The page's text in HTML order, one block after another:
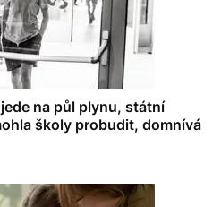
na půl plynu, státní
školy probudit, domnívá